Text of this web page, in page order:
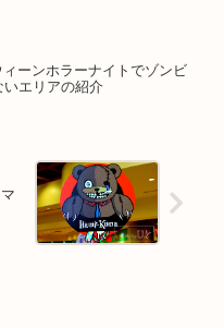
ーンホラーナイトでゾンビ
いエリアの紹介